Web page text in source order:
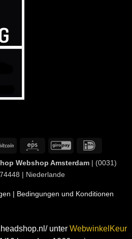
BitCoin Eps GiroPay
Webshop Amsterdam | (0031)
| Niederlande
| Bedingungen und Konditionen
unter WebwinkelKeur